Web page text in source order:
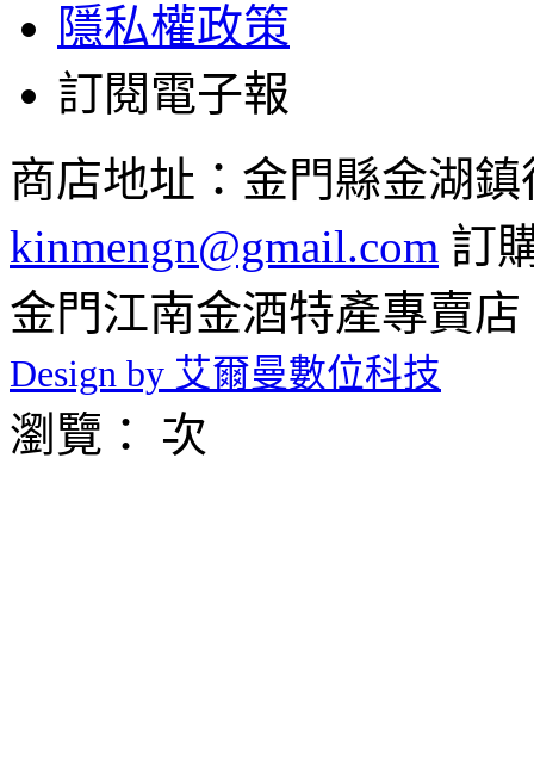
隱私權政策
訂閱電子報
商店地址：金門縣金湖
kinmengn@gmail.com 訂
金門江南金酒特產專賣店
Design by 艾爾曼數位科技
瀏覽： 次